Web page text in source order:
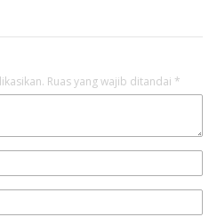
Ruas yang wajib ditandai *